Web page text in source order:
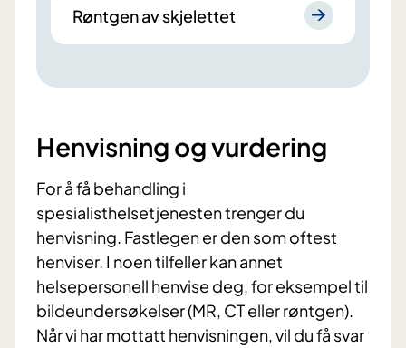
Røntgen av skjelettet
Henvisning og vurdering
For å få behandling i
spesialisthelsetjenesten trenger du
henvisning. Fastlegen er den som oftest
henviser. I noen tilfeller kan annet
helsepersonell henvise deg, for eksempel til
bildeundersøkelser (MR, CT eller røntgen).
Når vi har mottatt henvisningen, vil du få svar